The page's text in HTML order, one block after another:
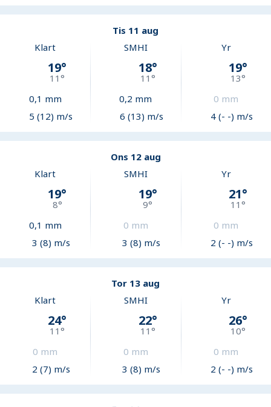
Tis 11 aug
Klart
19°
11°
0,1 mm
5 (12) m/s
SMHI
18°
11 °
0,2 mm
6 (13) m/s
Yr
19°
13°
0 mm
4 (- -) m/s
Ons 12 aug
Klart
19°
8°
0,1 mm
3 (8) m/s
SMHI
19°
9°
0 mm
3 (8) m/s
Yr
21°
11°
0 mm
2 (- -) m/s
Tor 13 aug
Klart
24°
11°
0 mm
2 (7) m/s
SMHI
22°
11 °
0 mm
3 (8) m/s
Yr
26°
10°
0 mm
2 (- -) m/s